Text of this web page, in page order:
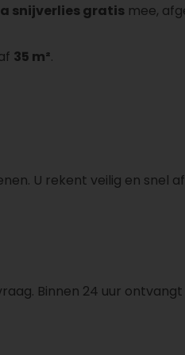
snijverlies gratis mee,
35 m².
U rekent veilig en snel
Binnen 24 uur